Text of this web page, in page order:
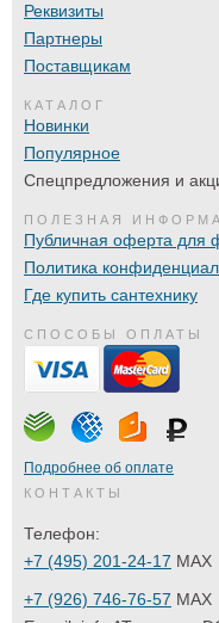
Реквизиты
Партнеры
Поставщикам
КАТАЛОГ
Новинки
Популярное
Спецпредложения и
ПОЛЕЗНАЯ
Публичная оферта для
Политика
Где купить сантехнику
СПОСОБЫ ОПЛАТЫ
Подробнее об оплате
КОНТАКТЫ
Телефон:
+7 (495) 201-24-17 MAX
+7 (926) 746-76-57 MAX